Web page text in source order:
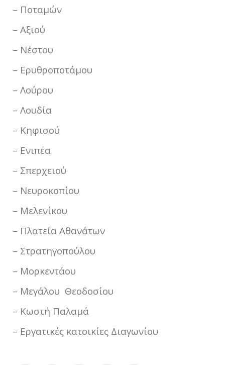
– Ποταμών
– Αξιού
– Νέστου
– Ερυθροποτάμου
– Λούρου
– Λουδία
– Κηφισού
– Ενιπέα
– Σπερχειού
– Νευροκοπίου
– Μελενίκου
– Πλατεία Αθανάτων
– Στρατηγοπούλου
– Μορκεντάου
– Μεγάλου Θεοδοσίου
– Κωστή Παλαμά
– Εργατικές κατοικίες Διαγωνίου